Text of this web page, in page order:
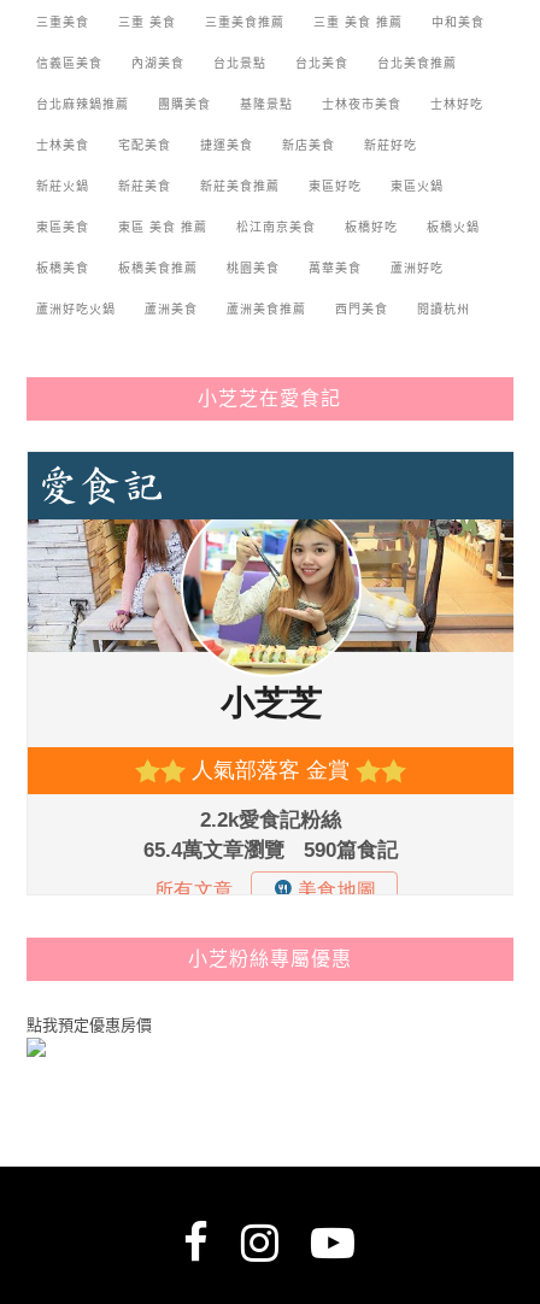
三重美食 三重 美食 三重美食推薦 三重 美食 推薦 中和美食
信義區美食 內湖美食 台北景點 台北美食 台北美食推薦
台北麻辣鍋推薦 團購美食 基隆景點 士林夜市美食 士林好吃
士林美食 宅配美食 捷運美食 新店美食 新莊好吃
新莊火鍋 新莊美食 新莊美食推薦 東區好吃 東區火鍋
東區美食 東區 美食 推薦 松江南京美食 板橋好吃 板橋火鍋
板橋美食 板橋美食推薦 桃園美食 萬華美食 蘆洲好吃
蘆洲好吃火鍋 蘆洲美食 蘆洲美食推薦 西門美食 閱讀杭州
小芝芝在愛食記
小芝粉絲專屬優惠
點我預定優惠房價